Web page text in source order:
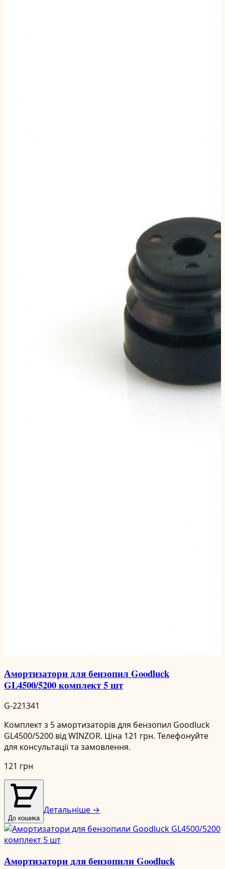
Амортизатори для бензопил Goodluck
GL4500/5200 комплект 5 шт
G-221341
Комплект з 5 амортизаторів для бензопил Goodluck
GL4500/5200 від WINZOR. Ціна 121 грн. Телефонуйте
для консультації та замовлення.
121 грн
До кошика
Детальніше →
Амортизатори для бензопили Goodluck